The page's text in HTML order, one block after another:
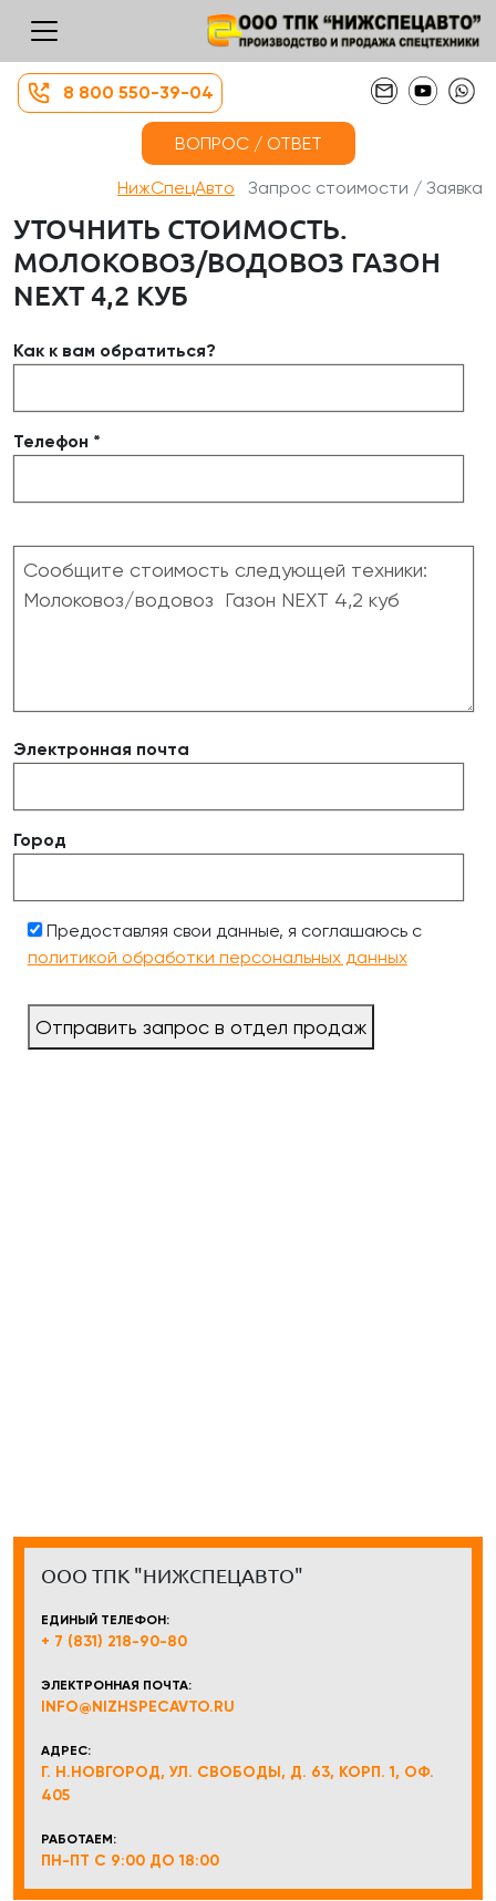
8 800 550-39-04
ВОПРОС / ОТВЕТ
НижСпецАвто Запрос стоимости / Заявка
УТОЧНИТЬ СТОИМОСТЬ.
МОЛОКОВОЗ/ВОДОВОЗ ГАЗОН
NEXT 4,2 КУБ
Как к вам обратиться?
Телефон *
Электронная почта
Город
Предоставляя свои данные, я соглашаюсь с
политикой обработки персональных данных
Отправить запрос в отдел продаж
ООО ТПК "НИЖСПЕЦАВТО"
ЕДИНЫЙ ТЕЛЕФОН:
+ 7 (831) 218-90-80
ЭЛЕКТРОННАЯ ПОЧТА:
INFO@NIZHSPECAVTO.RU
АДРЕС:
Г. Н.НОВГОРОД, УЛ. СВОБОДЫ, Д. 63, КОРП. 1, ОФ.
405
РАБОТАЕМ:
ПН-ПТ С 9:00 ДО 18:00